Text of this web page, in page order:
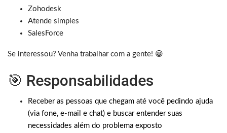
Zohodesk
Atende simples
SalesForce
Se interessou? Venha trabalhar com a gente! 😀
🎯 Responsabilidades
Receber as pessoas que chegam até você pedindo ajuda
(via fone, e-mail e chat) e buscar entender suas
necessidades além do problema exposto